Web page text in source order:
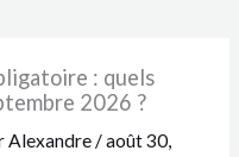
: quels
2026 ?
Alexandre/août 30,